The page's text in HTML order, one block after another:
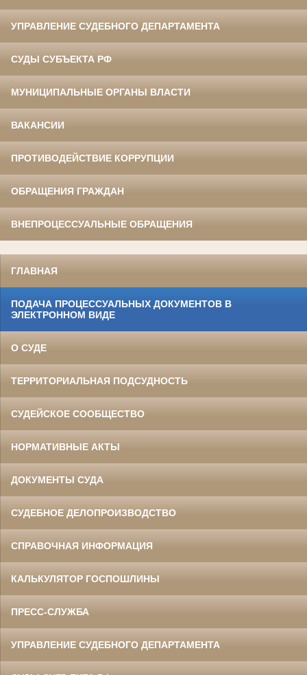
УПРАВЛЕНИЕ СУДЕБНОГО ДЕПАРТАМЕНТА
СУДЫ СУБЪЕКТА РФ
МУНИЦИПАЛЬНЫЕ ОРГАНЫ ВЛАСТИ
ВАКАНСИИ
ПРОТИВОДЕЙСТВИЕ КОРРУПЦИИ
ОБРАЩЕНИЯ ГРАЖДАН
ВНЕПРОЦЕССУАЛЬНЫЕ ОБРАЩЕНИЯ
ГЛАВНАЯ
ПОДАЧА ПРОЦЕССУАЛЬНЫХ ДОКУМЕНТОВ В
ЭЛЕКТРОННОМ ВИДЕ
О СУДЕ
ТЕРРИТОРИАЛЬНАЯ ПОДСУДНОСТЬ
СУДЕЙСКОЕ СООБЩЕСТВО
НОРМАТИВНЫЕ АКТЫ
ДОКУМЕНТЫ СУДА
СУДЕБНОЕ ДЕЛОПРОИЗВОДСТВО
СПРАВОЧНАЯ ИНФОРМАЦИЯ
КАЛЬКУЛЯТОР ГОСПОШЛИНЫ
ПРЕСС-СЛУЖБА
УПРАВЛЕНИЕ СУДЕБНОГО ДЕПАРТАМЕНТА